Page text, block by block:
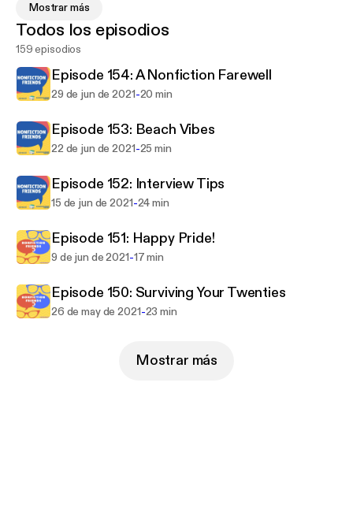
local library.
https://twitter.com/nffriendscast
Mostrar más
Todos los episodios
159 episodios
Episode 154: A Nonfiction Farewell
29 de jun de 2021-20 min
Episode 153: Beach Vibes
22 de jun de 2021-25 min
Episode 152: Interview Tips
15 de jun de 2021-24 min
Episode 151: Happy Pride!
9 de jun de 2021-17 min
Episode 150: Surviving Your Twenties
26 de may de 2021-23 min
Mostrar más